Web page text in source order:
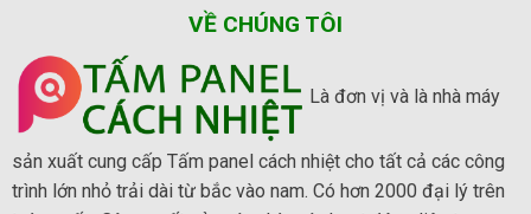
VỀ CHÚNG TÔI
Là đơn vị và là nhà máy
sản xuất cung cấp Tấm panel cách nhiệt cho tất cả các công
trình lớn nhỏ trải dài từ bắc vào nam. Có hơn 2000 đại lý trên